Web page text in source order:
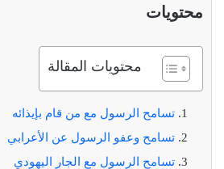
محتويات
محتويات المقالة
تسامح الرسول مع من قام بإيذائه
تسامح وعفو الرسول عن الأعرابي
تسامح الرسول مع الجار اليهودي